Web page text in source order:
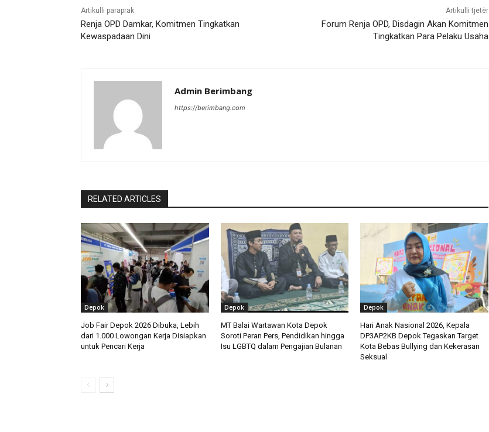
Artikulli paraprak
Renja OPD Damkar, Komitmen Tingkatkan
Kewaspadaan Dini
Artikulli tjetër
Forum Renja OPD, Disdagin Akan Komitmen
Tingkatkan Para Pelaku Usaha
Admin Berimbang
https://berimbang.com
RELATED ARTICLES
Depok
Job Fair Depok 2026 Dibuka, Lebih
dari 1.000 Lowongan Kerja Disiapkan
untuk Pencari Kerja
Depok
MT Balai Wartawan Kota Depok
Soroti Peran Pers, Pendidikan hingga
Isu LGBTQ dalam Pengajian Bulanan
Depok
Hari Anak Nasional 2026, Kepala
DP3AP2KB Depok Tegaskan Target
Kota Bebas Bullying dan Kekerasan
Seksual